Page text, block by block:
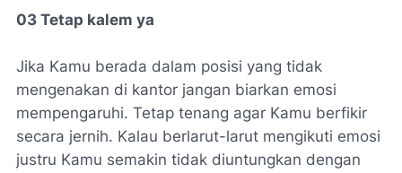
03 Tetap kalem ya
Jika Kamu berada dalam posisi yang tidak
mengenakan di kantor jangan biarkan emosi
mempengaruhi. Tetap tenang agar Kamu berfikir
secara jernih. Kalau berlarut-larut mengikuti emosi
justru Kamu semakin tidak diuntungkan dengan